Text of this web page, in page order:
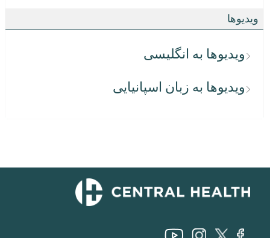
ویدیوها
ویدیوها به انگلیسی
ویدیوها به زبان اسپانیایی